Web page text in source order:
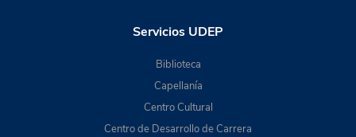
Servicios UDEP
Biblioteca
Capellanía
Centro Cultural
Centro de Desarrollo de Carrera